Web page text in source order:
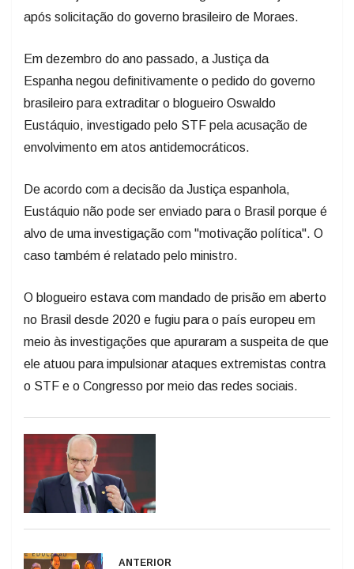
após solicitação do governo brasileiro de Moraes.
Em dezembro do ano passado, a Justiça da
Espanha negou definitivamente o pedido do governo
brasileiro para extraditar o blogueiro Oswaldo
Eustáquio, investigado pelo STF pela acusação de
envolvimento em atos antidemocráticos.
De acordo com a decisão da Justiça espanhola,
Eustáquio não pode ser enviado para o Brasil porque é
alvo de uma investigação com "motivação política". O
caso também é relatado pelo ministro.
O blogueiro estava com mandado de prisão em aberto
no Brasil desde 2020 e fugiu para o país europeu em
meio às investigações que apuraram a suspeita de que
ele atuou para impulsionar ataques extremistas contra
o STF e o Congresso por meio das redes sociais.
ANTERIOR